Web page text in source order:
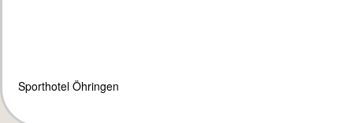
Sporthotel Öhringen